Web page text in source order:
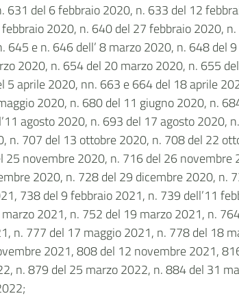
del 6 febbraio 2020, n. 633 del 12
2020, n. 640 del 27 febbraio 2020,
e n. 646 dell’ 8 marzo 2020, n. 648 del
2020, n. 654 del 20 marzo 2020, n. 655
aprile 2020, nn. 663 e 664 del 18 aprile
2020, n. 680 del 11 giugno 2020, n.
agosto 2020, n. 693 del 17 agosto 2020,
707 del 13 ottobre 2020, n. 708 del 22
novembre 2020, n. 716 del 26
2020, n. 728 del 29 dicembre 2020, n.
738 del 9 febbraio 2021, n. 739 dell’11
2021, n. 752 del 19 marzo 2021, n.
n. 777 del 17 maggio 2021, n. 778 del 18
2021, 808 del 12 novembre 2021,
n. 879 del 25 marzo 2022, n. 884 del 31